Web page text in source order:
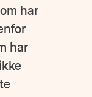
har
har